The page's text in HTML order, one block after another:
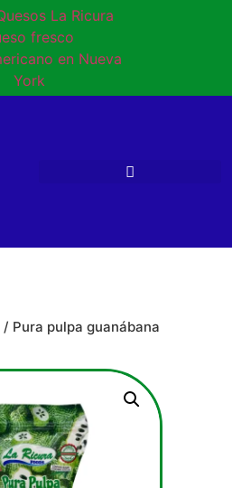
/ Pura pulpa guanábana